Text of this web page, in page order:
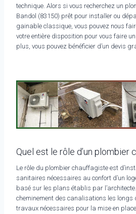
technique. Alors si vous recherchez un
Bandol (83150) prêt pour installer ou
gainable classique, vous pouvez nous
votre entière disposition pour vous faire
plus, vous pouvez bénéficier d’un devis
Quel est le rôle d’un plombier
Le rôle du plombier chauffagiste est
sanitaires nécessaires au confort d’un
basé sur les plans établis par
cheminement des canalisations les longs
travaux nécessaires pour la mise en